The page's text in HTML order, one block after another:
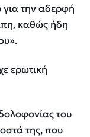
την αδερφή
καθώς ήδη
ερωτική
του
της, που